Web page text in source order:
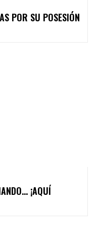
POR SU POSESIÓN
¡AQUÍ